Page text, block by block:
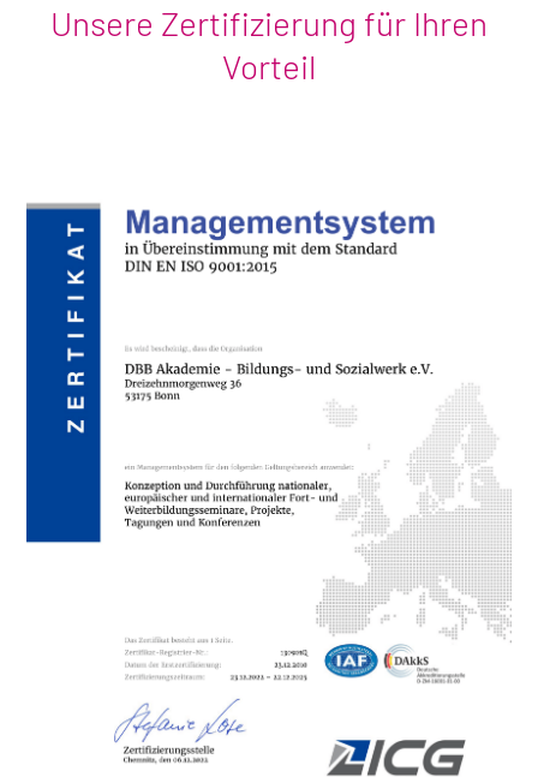
Unsere Zertifizierung für Ihren
Vorteil